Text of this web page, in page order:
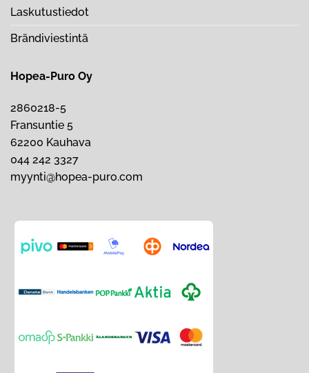
Laskutustiedot
Brändiviestintä
Hopea-Puro Oy
2860218-5
Fransuntie 5
62200 Kauhava
044 242 3327
myynti@hopea-puro.com